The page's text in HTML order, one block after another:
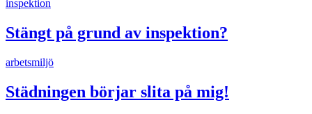
inspektion
Stängt på grund av inspektion?
arbetsmiljö
Städningen börjar slita på mig!